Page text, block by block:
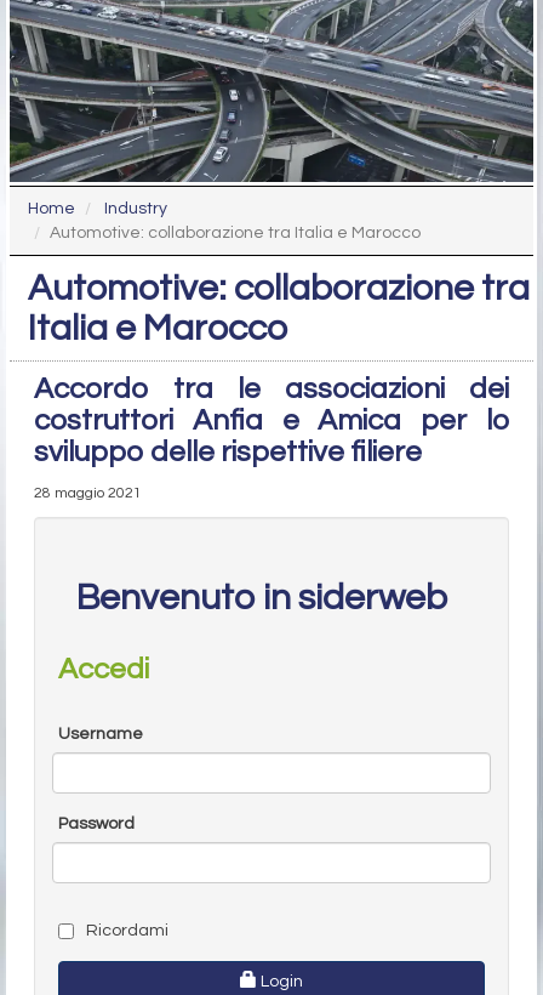
Home
Industry
Automotive: collaborazione tra Italia e Marocco
Automotive: collaborazione tra
Italia e Marocco
Accordo tra le associazioni dei
costruttori Anfia e Amica per lo
sviluppo delle rispettive filiere
28 maggio 2021
Benvenuto in siderweb
Accedi
Username
Password
Ricordami
Login